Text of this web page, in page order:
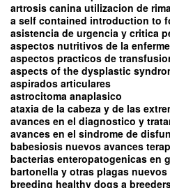
artrosis canina utilizacion de
a self contained introduction to
asistencia de urgencia y critica
aspectos nutritivos de la
aspectos practicos de
aspects of the dysplastic
aspirados articulares
astrocitoma anaplasico
ataxia de la cabeza y de las
avances en el diagnostico y
avances en el sindrome de
babesiosis nuevos avances
bacterias enteropatogenicas en
bartonella y otras plagas
breeding healthy dogs a